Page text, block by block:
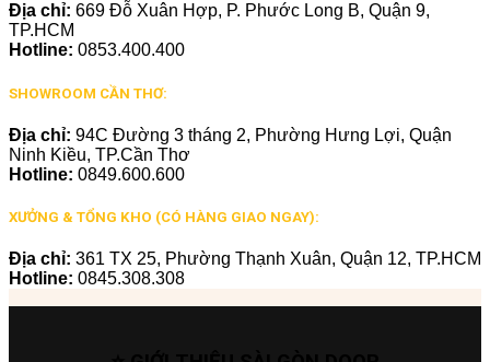
Địa chỉ: 669 Đỗ Xuân Hợp, P. Phước Long B, Quận 9,
TP.HCM
Hotline: 0853.400.400
SHOWROOM CẦN THƠ:
Địa chỉ: 94C Đường 3 tháng 2, Phường Hưng Lợi, Quận
Ninh Kiều, TP.Cần Thơ
Hotline: 0849.600.600
XƯỞNG & TỔNG KHO (CÓ HÀNG GIAO NGAY):
Địa chỉ: 361 TX 25, Phường Thạnh Xuân, Quận 12, TP.HCM
Hotline: 0845.308.308